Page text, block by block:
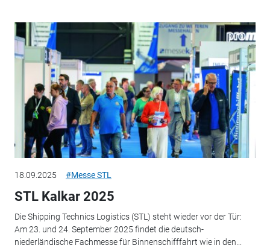
18.09.2025 #Messe STL
STL Kalkar 2025
Die Shipping Technics Logistics (STL) steht wieder vor der Tür:
Am 23. und 24. September 2025 findet die deutsch-
niederländische Fachmesse für Binnenschifffahrt wie in den...